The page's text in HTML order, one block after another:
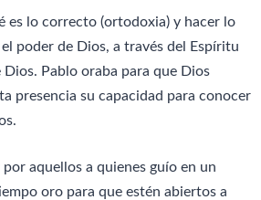
es lo correcto (ortodoxia) y hacer lo
poder de Dios, a través del Espíritu
Pablo oraba para que Dios
presencia su capacidad para conocer
aquellos a quienes guío en un
oro para que estén abiertos a